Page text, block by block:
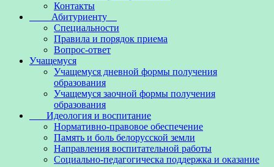
Контакты
Абитуриенту
Специальности
Правила и порядок приема
Вопрос-ответ
Учащемуся
Учащемуся дневной формы получения
образования
Учащемуся заочной формы получения
образования
Идеология и воспитание
Нормативно-правовое обеспечение
Память и боль белорусской земли
Направления воспитательной работы
Социально-педагогическа поддержка и оказание